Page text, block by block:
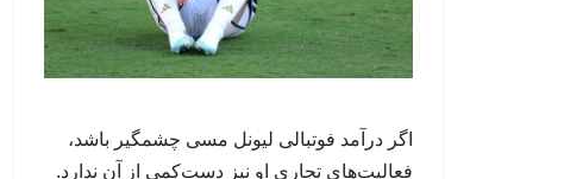
اگر درآمد فوتبالی لیونل مسی چشمگیر باشد،
فعالیت‌های تجاری او نیز دست‌کمی از آن ندارد.